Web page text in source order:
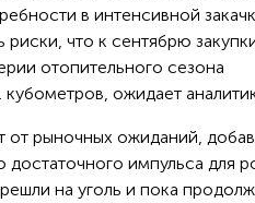
в интенсивной
что к сентябрю
отопительного сезона
ожидает
от рыночных ожиданий,
импульса для
на уголь и пока